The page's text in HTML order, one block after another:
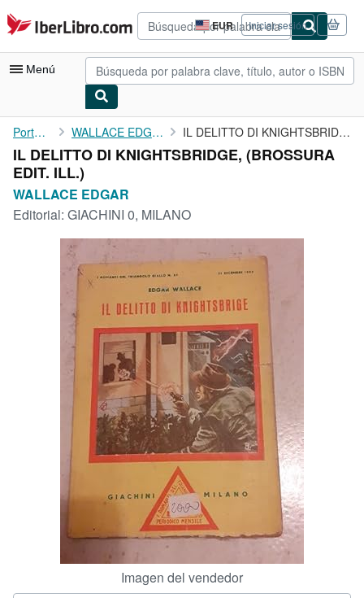
Pasar al contenido principal
IberLibro.com EUR
Preferencias
de
compra
del
Iniciar sesión
Menú
Mi cuenta
Consultar mis pedidos
Búsqueda avanzada
Colecciones
Libros antiguos
Arte y coleccionismo
Vendedores
Comenzar a vender
CERRAR
Portada WALLACE EDGAR IL DELITTO DI KNIGHTSBRIDGE,
IL DELITTO DI KNIGHTSBRIDGE, (BROSSURA
EDIT. ILL.)
WALLACE EDGAR
Editorial: GIACHINI 0, MILANO
Imagen del vendedor